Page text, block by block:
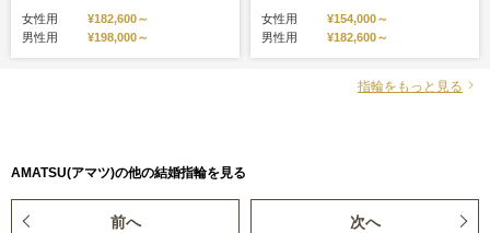
女性用
¥182,600～
男性用
¥198,000～
女性用
¥154,000～
男性用
¥182,600～
指輪をもっと見る
AMATSU(アマツ)の他の結婚指輪を見る
前へ 次へ